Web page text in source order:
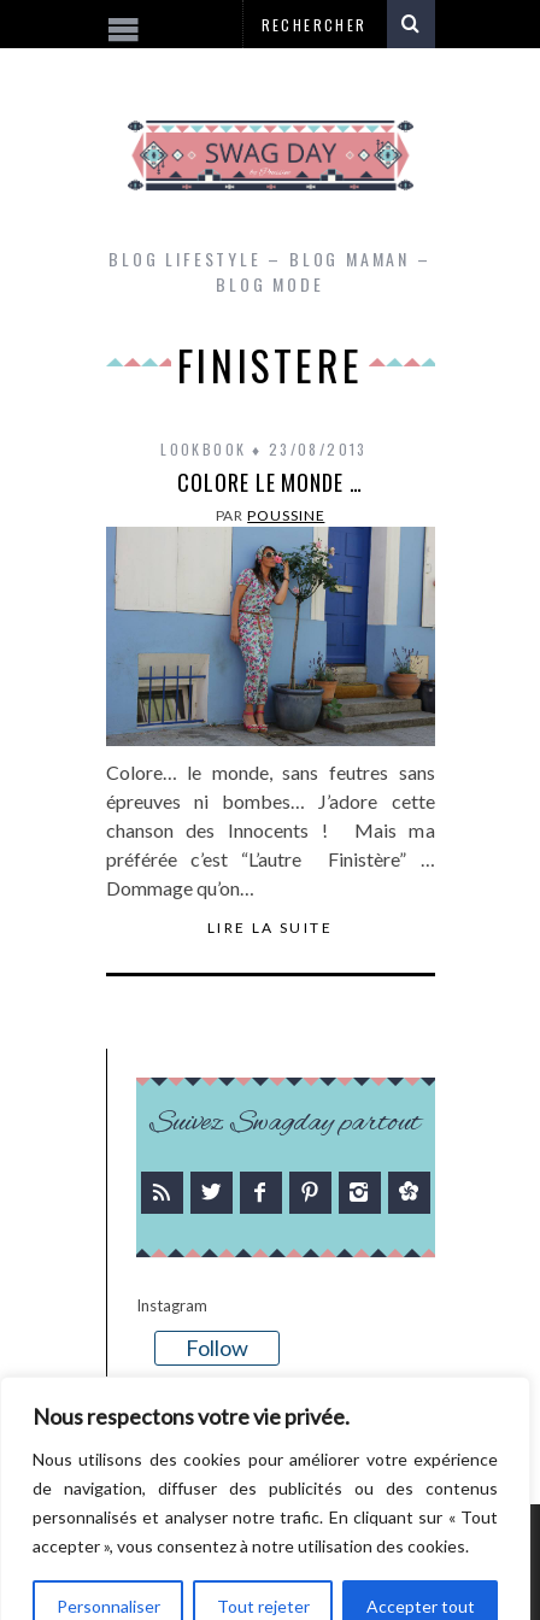
Nous respectons votre vie privée.
Nous utilisons des cookies pour améliorer votre expérience
de navigation, diffuser des publicités ou des contenus
personnalisés et analyser notre trafic. En cliquant sur « Tout
accepter », vous consentez à notre utilisation des cookies.
Personnaliser Tout rejeter Accepter tout
BLOG LIFESTYLE – BLOG MAMAN –
BLOG MODE
FINISTERE
LOOKBOOK 23/08/2013
COLORE LE MONDE …
PARPOUSSINE
Colore… le monde, sans feutres sans
épreuves ni bombes… J’adore cette
chanson des Innocents ! Mais ma
préférée c’est “L’autre Finistère” …
Dommage qu’on…
LIRE LA SUITE
Suivez Swagday partout
Instagram
Follow
POWERED BY WORDPRESS.CREATED BY
THEMESINDEP
RETOUR EN HAUT